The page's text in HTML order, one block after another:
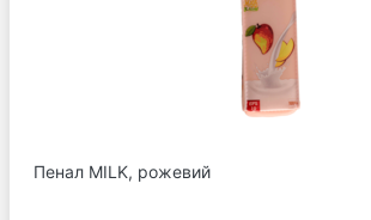
Пенал MILK, рожевий